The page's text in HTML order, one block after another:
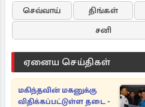
செவ்வாய்
திங்கள்
சனி
ஏனைய செய்திகள்
மகிந்தவின் மகனுக்கு
விதிக்கப்பட்டுள்ள தடை -